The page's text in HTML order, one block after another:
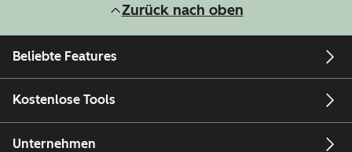
Zurück nach oben
Beliebte Features
Kostenlose Tools
Unternehmen